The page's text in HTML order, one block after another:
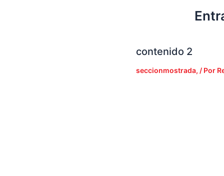
contenido 2
seccionmostrada, / Por